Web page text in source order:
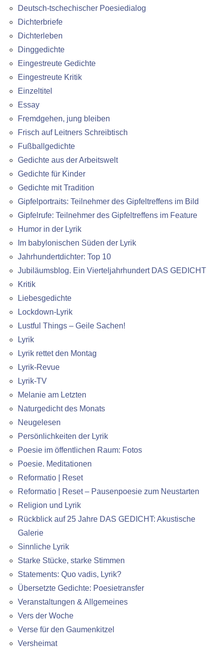
Deutsch-tschechischer Poesiedialog
Dichterbriefe
Dichterleben
Dinggedichte
Eingestreute Gedichte
Eingestreute Kritik
Einzeltitel
Essay
Fremdgehen, jung bleiben
Frisch auf Leitners Schreibtisch
Fußballgedichte
Gedichte aus der Arbeitswelt
Gedichte für Kinder
Gedichte mit Tradition
Gipfelportraits: Teilnehmer des Gipfeltreffens im Bild
Gipfelrufe: Teilnehmer des Gipfeltreffens im Feature
Humor in der Lyrik
Im babylonischen Süden der Lyrik
Jahrhundertdichter: Top 10
Jubiläumsblog. Ein Vierteljahrhundert DAS GEDICHT
Kritik
Liebesgedichte
Lockdown-Lyrik
Lustful Things – Geile Sachen!
Lyrik
Lyrik rettet den Montag
Lyrik-Revue
Lyrik-TV
Melanie am Letzten
Naturgedicht des Monats
Neugelesen
Persönlichkeiten der Lyrik
Poesie im öffentlichen Raum: Fotos
Poesie. Meditationen
Reformatio | Reset
Reformatio | Reset – Pausenpoesie zum Neustarten
Religion und Lyrik
Rückblick auf 25 Jahre DAS GEDICHT: Akustische
Galerie
Sinnliche Lyrik
Starke Stücke, starke Stimmen
Statements: Quo vadis, Lyrik?
Übersetzte Gedichte: Poesietransfer
Veranstaltungen & Allgemeines
Vers der Woche
Verse für den Gaumenkitzel
Versheimat